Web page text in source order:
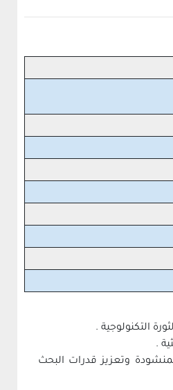
التكنولوجية .
.
وتعزيز قدرات البحث